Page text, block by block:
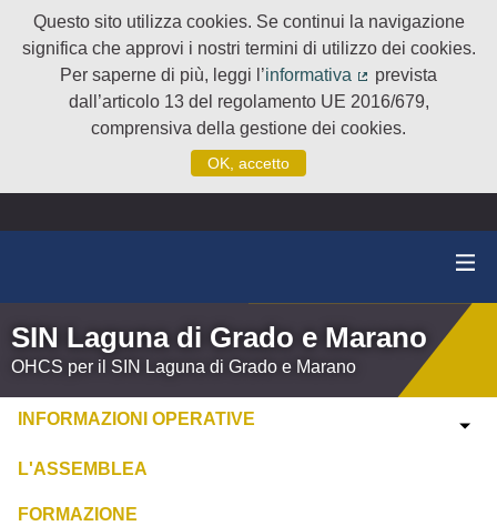
Questo sito utilizza cookies. Se continui la navigazione
significa che approvi i nostri termini di utilizzo dei cookies.
Per saperne di più, leggi l’informativa
(Collegamento
prevista
dall’articolo 13 del regolamento UE 2016/679,
comprensiva della gestione dei cookies.
OK, accetto
SIN Laguna di Grado e Marano
OHCS per il SIN Laguna di Grado e Marano
INFORMAZIONI OPERATIVE
L'ASSEMBLEA
FORMAZIONE